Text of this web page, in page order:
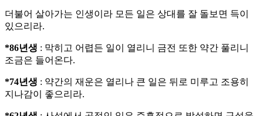
더불어 살아가는 인생이라 모든 일은 상대를 잘 돌보면 득이
있으리라.
*86년생 : 막히고 어렵든 일이 열리니 금전 또한 약간 풀리니
조금은 들어온다.
*74년생 : 약간의 재운은 열리나 큰 일은 뒤로 미루고 조용히
지나감이 좋으리라.